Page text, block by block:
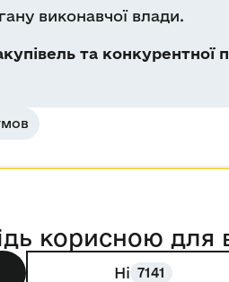
виконавчої влади.
та конкурентної
корисною для
Ні 7141